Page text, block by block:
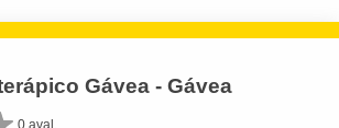
Gávea - Gávea
0 aval.